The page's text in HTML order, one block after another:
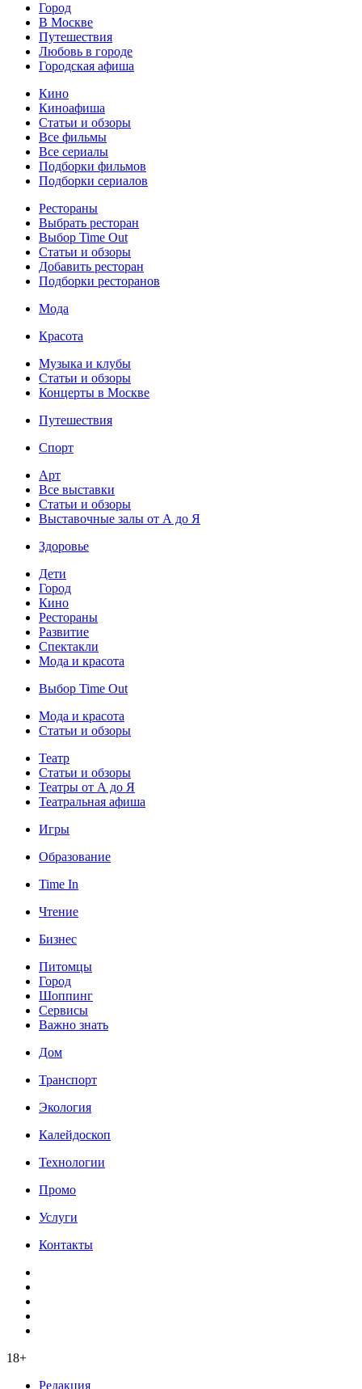
Город
В Москве
Путешествия
Любовь в городе
Городская афиша
Кино
Киноафиша
Статьи и обзоры
Все фильмы
Все сериалы
Подборки фильмов
Подборки сериалов
Рестораны
Выбрать ресторан
Выбор Time Out
Статьи и обзоры
Добавить ресторан
Подборки ресторанов
Мода
Красота
Музыка и клубы
Статьи и обзоры
Концерты в Москве
Путешествия
Спорт
Арт
Все выставки
Статьи и обзоры
Выставочные залы от А до Я
Здоровье
Дети
Город
Кино
Рестораны
Развитие
Спектакли
Мода и красота
Выбор Time Out
Мода и красота
Статьи и обзоры
Театр
Статьи и обзоры
Театры от А до Я
Театральная афиша
Игры
Образование
Time In
Чтение
Бизнес
Питомцы
Город
Шоппинг
Сервисы
Важно знать
Дом
Транспорт
Экология
Калейдоскоп
Технологии
Промо
Услуги
Контакты
18+
Редакция